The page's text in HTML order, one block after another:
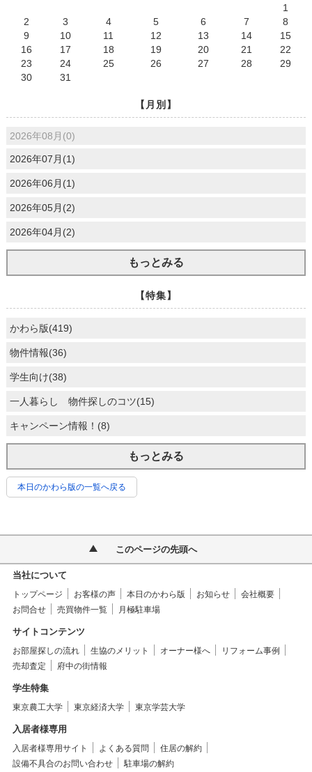
1
2
3 4 5 6 7
8
9
10 11 12 13 14
15
16
17 18 19 20 21
22
23
24 25 26 27 28
29
30
31
【月別】
2026年08月(0)
2026年07月(1)
2026年06月(1)
2026年05月(2)
2026年04月(2)
もっとみる
【特集】
かわら版(419)
物件情報(36)
学生向け(38)
一人暮らし 物件探しのコツ(15)
キャンペーン情報！(8)
もっとみる
本日のかわら版の一覧へ戻る
このページの先頭へ
当社について
トップページ お客様の声 本日のかわら版 お知らせ
会社概要
お問合せ
売買物件一覧 月極駐車場
サイトコンテンツ
お部屋探しの流れ 生協のメリット オーナー様へ
リフォーム事例
売却査定
府中の街情報
学生特集
東京農工大学 東京経済大学 東京学芸大学
入居者様専用
入居者様専用サイト よくある質問
住居の解約
設備不具合のお問い合わせ
駐車場の解約